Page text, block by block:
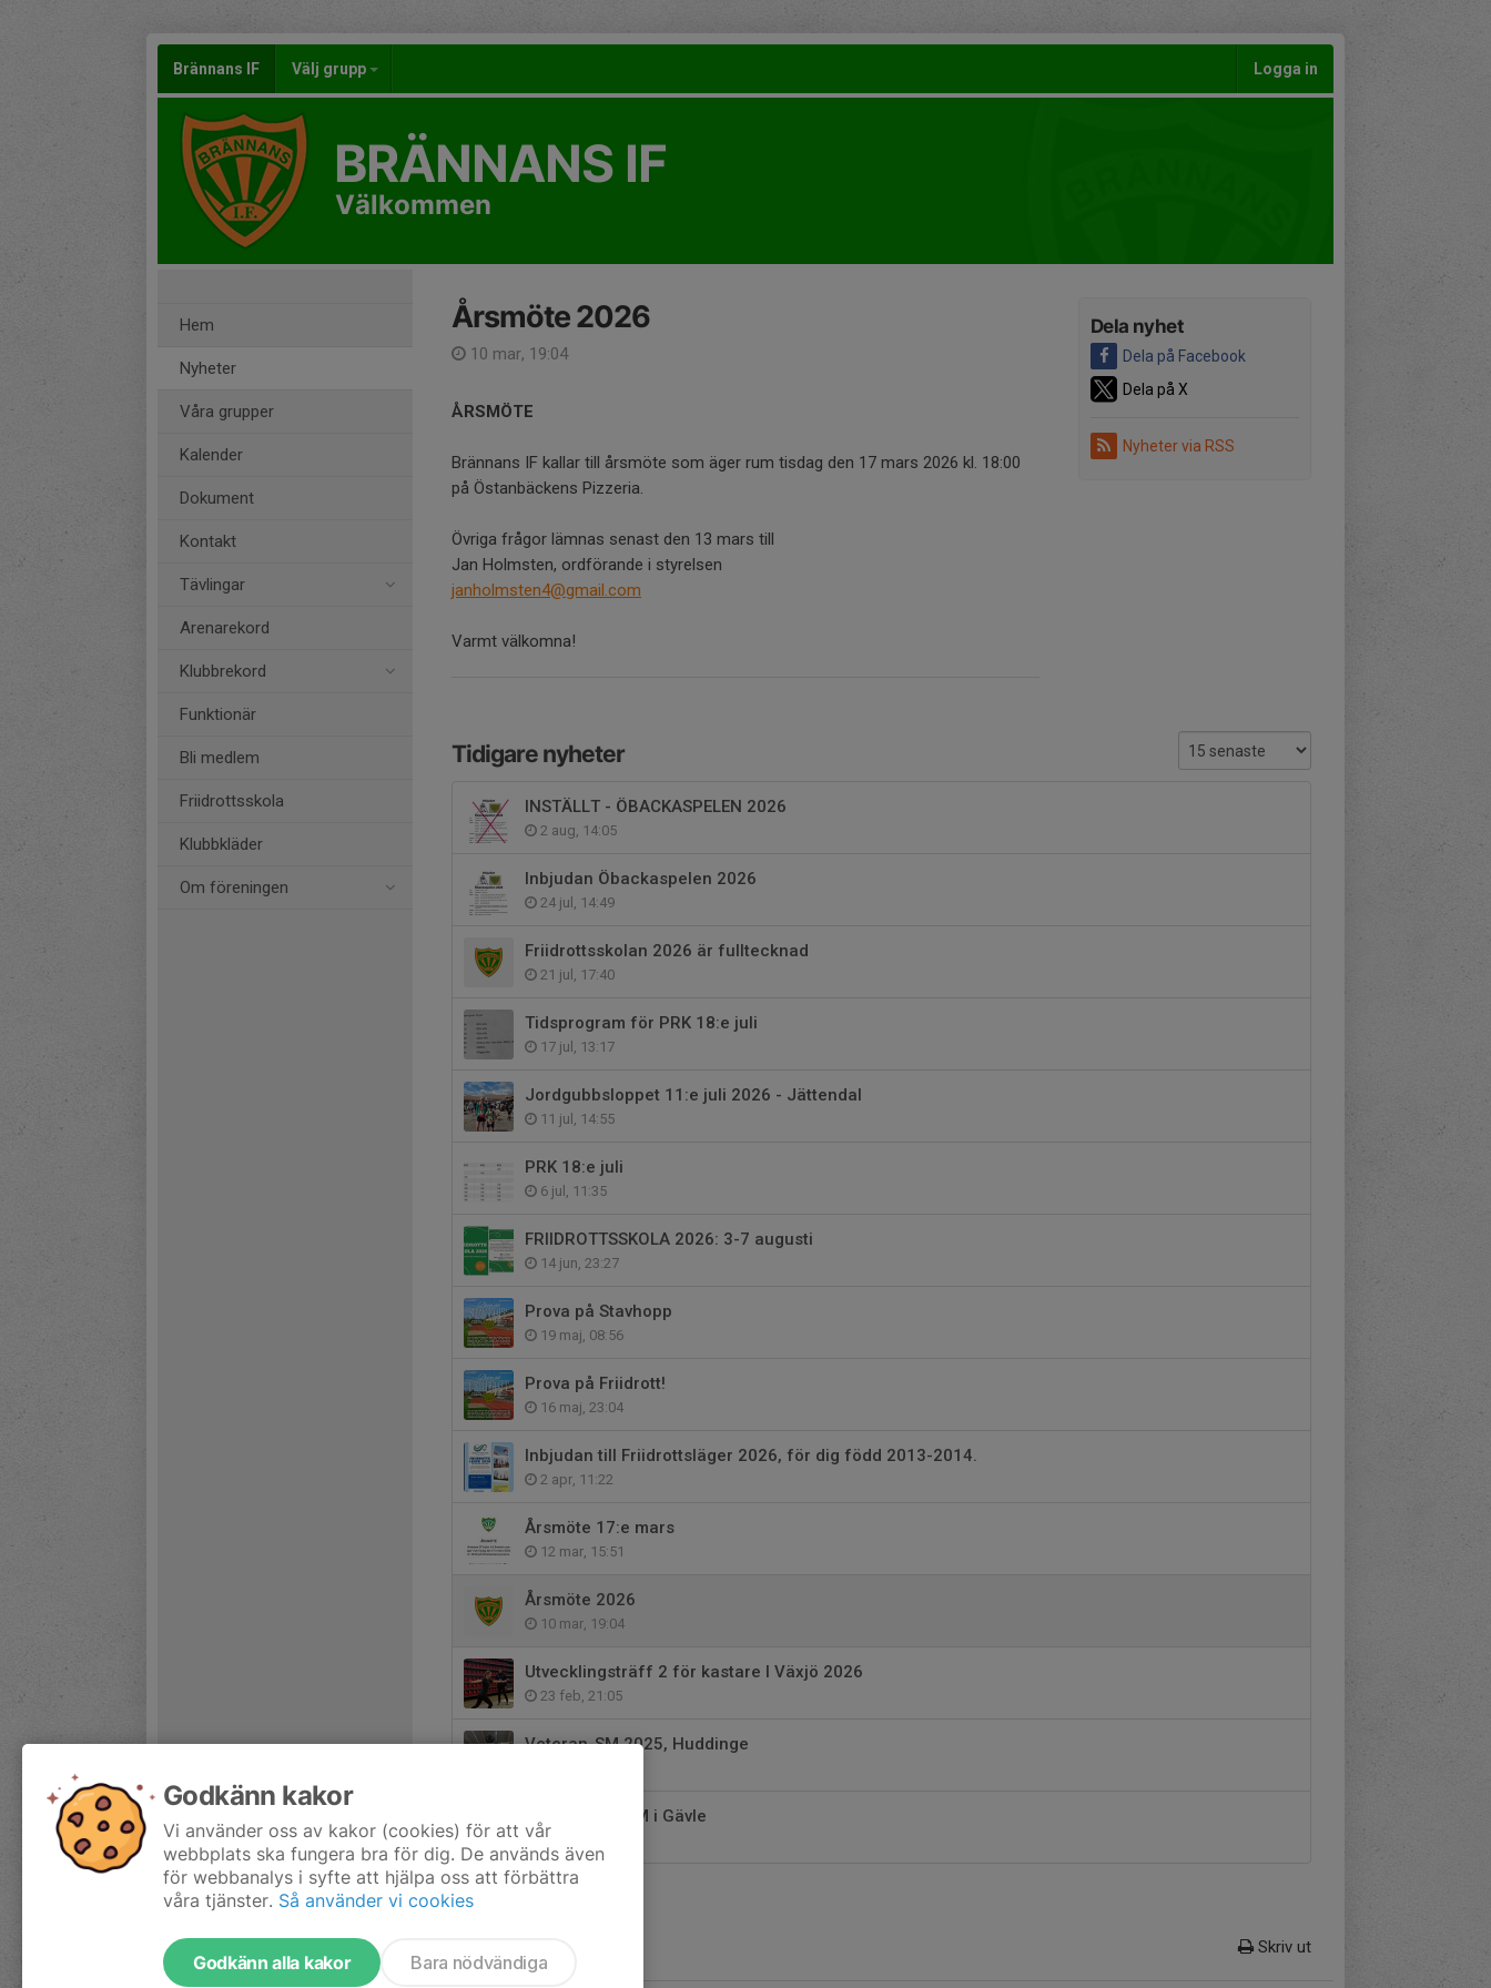
Brännans IF Välj grupp Logga in
BRÄNNANS IF
Välkommen
Hem
Nyheter
Våra grupper
Kalender
Dokument
Kontakt
Tävlingar
Arenarekord
Klubbrekord
Funktionär
Bli medlem
Friidrottsskola
Klubbkläder
Om föreningen
Dela nyhet
Dela på Facebook
Dela på X
Nyheter via RSS
Årsmöte 2026
10 mar, 19:04
ÅRSMÖTE
Brännans IF kallar till årsmöte som äger rum tisdag den 17 mars 2026 kl. 18:00
på Östanbäckens Pizzeria.
Övriga frågor lämnas senast den 13 mars till
Jan Holmsten, ordförande i styrelsen
janholmsten4@gmail.com
Varmt välkomna!
Tidigare nyheter
INSTÄLLT - ÖBACKASPELEN 2026
2 aug, 14:05
Inbjudan Öbackaspelen 2026
24 jul, 14:49
Friidrottsskolan 2026 är fulltecknad
21 jul, 17:40
Tidsprogram för PRK 18:e juli
17 jul, 13:17
Jordgubbsloppet 11:e juli 2026 - Jättendal
11 jul, 14:55
PRK 18:e juli
6 jul, 11:35
FRIIDROTTSSKOLA 2026: 3-7 augusti
14 jun, 23:27
Prova på Stavhopp
19 maj, 08:56
Prova på Friidrott!
16 maj, 23:04
Inbjudan till Friidrottsläger 2026, för dig född 2013-2014.
2 apr, 11:22
Årsmöte 17:e mars
12 mar, 15:51
Årsmöte 2026
10 mar, 19:04
Utvecklingsträff 2 för kastare I Växjö 2026
23 feb, 21:05
Veteran-SM 2025, Huddinge
Mittsvenska DM i Gävle
7 feb, 16:56
Skriv ut
Godkänn kakor
Vi använder oss av kakor (cookies) för att vår
webbplats ska fungera bra för dig. De används även
för webbanalys i syfte att hjälpa oss att förbättra
våra tjänster. Så använder vi cookies
Godkänn alla kakor Bara nödvändiga